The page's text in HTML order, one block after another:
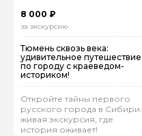
8 000 ₽
за экскурсию
Тюмень сквозь века:
удивительное путешествие
по городу с краеведом-
историком!
Откройте тайны первого
русского города в Сибири:
живая экскурсия, где
история оживает!